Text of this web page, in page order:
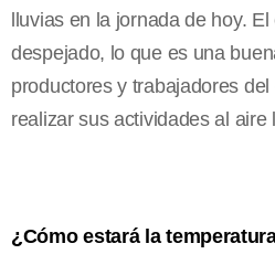
lluvias en la jornada de hoy.
despejado, lo que es una
productores y trabajadores
realizar sus actividades al aire
¿Cómo estará la